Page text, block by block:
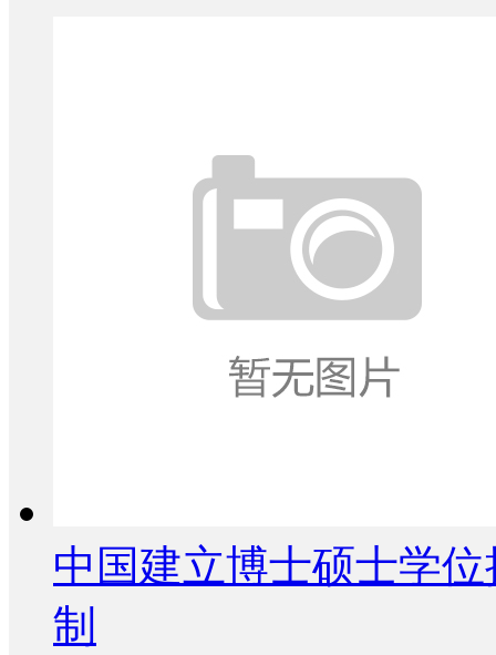
中国建立博士硕士学
制